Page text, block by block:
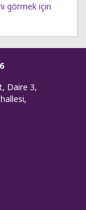
görmek için
Daire 3,